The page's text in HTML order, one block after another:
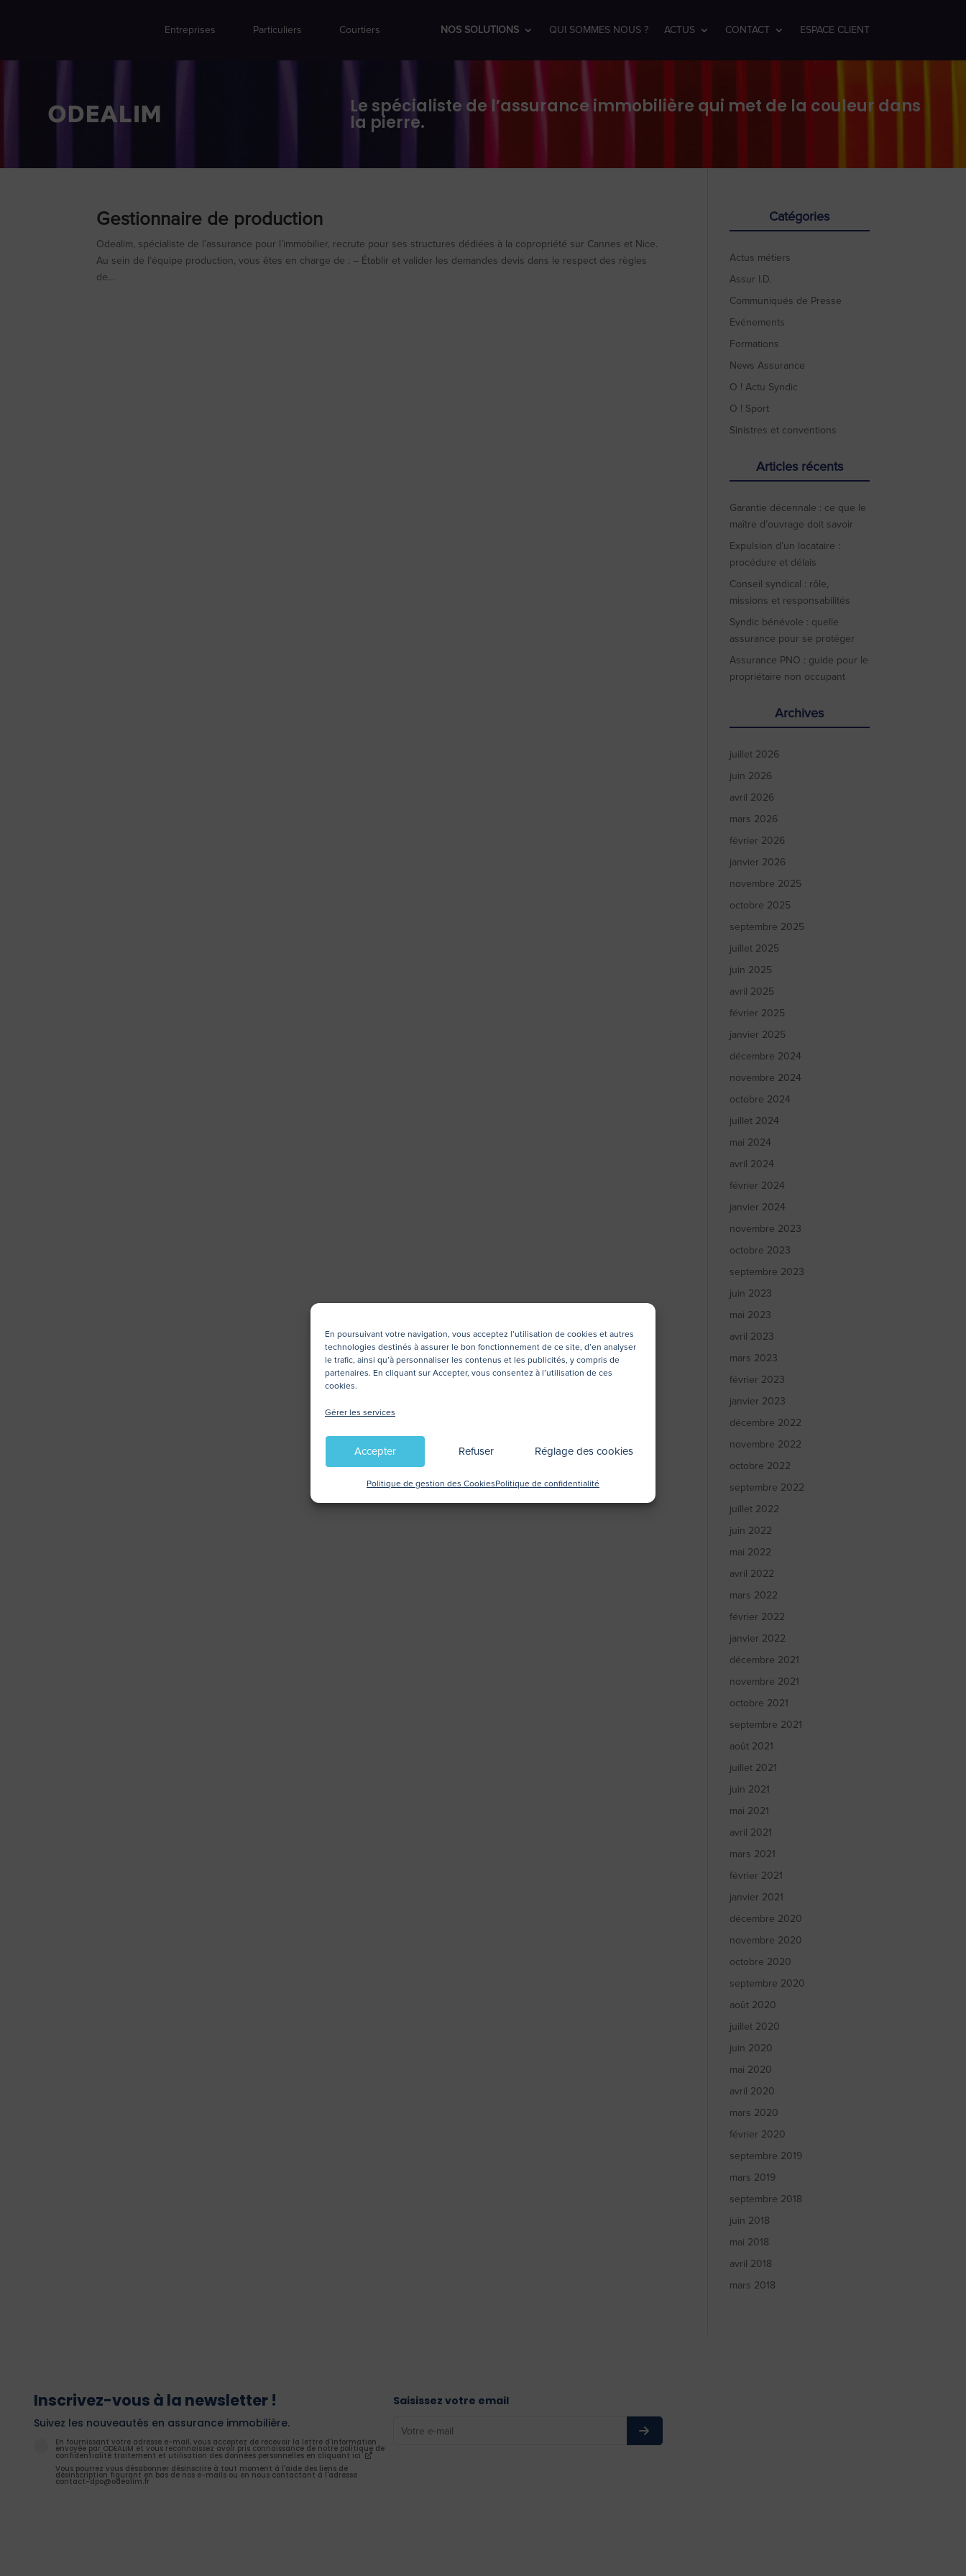
En poursuivant votre navigation, vous acceptez l’utilisation de cookies et autres
technologies destinés à assurer le bon fonctionnement de ce site, d’en analyser
le trafic, ainsi qu’à personnaliser les contenus et les publicités, y compris de
partenaires. En cliquant sur Accepter, vous consentez à l’utilisation de ces
cookies.
Gérer les services
Accepter Refuser Réglage des cookies
Politique de gestion des CookiesPolitique de confidentialité
Entreprises Particuliers Courtiers NOS SOLUTIONS QUI SOMMES NOUS ? ACTUS CONTACT ESPACE CLIENT
Le spécialiste de l’assurance immobilière qui met de la couleur dans
la pierre.
Gestionnaire de production
Odealim, spécialiste de l’assurance pour l’immobilier, recrute pour ses structures dédiées à la copropriété sur Cannes et Nice.
Au sein de l’équipe production, vous êtes en charge de : – Établir et valider les demandes devis dans le respect des règles
de...
Catégories
Actus métiers
Assur I.D.
Communiqués de Presse
Evénements
Formations
News Assurance
O ! Actu Syndic
O ! Sport
Sinistres et conventions
Articles récents
Garantie décennale : ce que le
maître d’ouvrage doit savoir
Expulsion d’un locataire :
procédure et délais
Conseil syndical : rôle,
missions et responsabilités
Syndic bénévole : quelle
assurance pour se protéger
Assurance PNO : guide pour le
propriétaire non occupant
Archives
juillet 2026
juin 2026
avril 2026
mars 2026
février 2026
janvier 2026
novembre 2025
octobre 2025
septembre 2025
juillet 2025
juin 2025
avril 2025
février 2025
janvier 2025
décembre 2024
novembre 2024
octobre 2024
juillet 2024
mai 2024
avril 2024
février 2024
janvier 2024
novembre 2023
octobre 2023
septembre 2023
juin 2023
mai 2023
avril 2023
mars 2023
février 2023
janvier 2023
décembre 2022
novembre 2022
octobre 2022
septembre 2022
juillet 2022
juin 2022
mai 2022
avril 2022
mars 2022
février 2022
janvier 2022
décembre 2021
novembre 2021
octobre 2021
septembre 2021
août 2021
juillet 2021
juin 2021
mai 2021
avril 2021
mars 2021
février 2021
janvier 2021
décembre 2020
novembre 2020
octobre 2020
septembre 2020
août 2020
juillet 2020
juin 2020
mai 2020
avril 2020
mars 2020
février 2020
septembre 2019
mars 2019
septembre 2018
juin 2018
mai 2018
avril 2018
mars 2018
Inscrivez-vous à la newsletter !
Suivez les nouveautés en assurance immobilière.
En fournissant votre adresse e-mail, vous acceptez de recevoir la lettre d'information
envoyée par ODEALIM et vous reconnaissez avoir pris connaissance de notre politique de
confidentialité traitement et utilisation des données personnelles en cliquant ici
Vous pourrez vous désabonner désinscrire à tout moment à l'aide des liens de
désinscription figurant en bas de nos e-mails ou en nous contactant à l'adresse
contact-dpo@odealim.fr
Saisissez votre email